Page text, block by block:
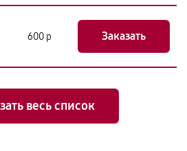
600 р Заказать
весь список